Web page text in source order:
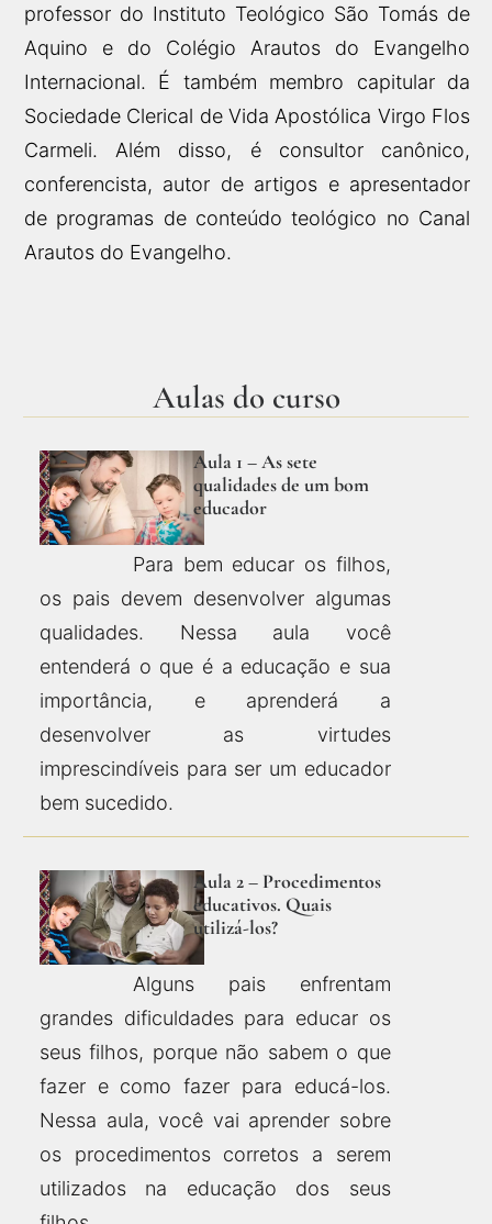
professor do Instituto Teológico São Tomás de
Aquino e do Colégio Arautos do Evangelho
Internacional. É também membro capitular da
Sociedade Clerical de Vida Apostólica Virgo Flos
Carmeli. Além disso, é consultor canônico,
conferencista, autor de artigos e apresentador
de programas de conteúdo teológico no Canal
Arautos do Evangelho.
Aulas do curso
Aula 1 – As sete
qualidades de um bom
educador
Para bem educar os filhos,
os pais devem desenvolver algumas
qualidades. Nessa aula você
entenderá o que é a educação e sua
importância, e aprenderá a
desenvolver as virtudes
imprescindíveis para ser um educador
bem sucedido.
Aula 2 – Procedimentos
educativos. Quais
utilizá-los?
Alguns pais enfrentam
grandes dificuldades para educar os
seus filhos, porque não sabem o que
fazer e como fazer para educá-los.
Nessa aula, você vai aprender sobre
os procedimentos corretos a serem
utilizados na educação dos seus